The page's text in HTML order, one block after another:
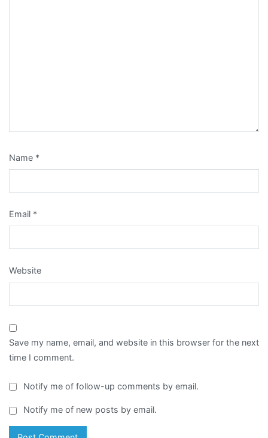
Name *
Email *
Website
Save my name, email, and website in this browser for the next
time I comment.
Notify me of follow-up comments by email.
Notify me of new posts by email.